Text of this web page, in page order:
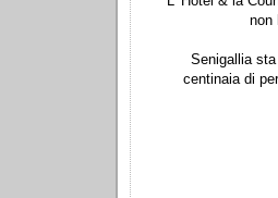
non
Senigallia
centinaia di